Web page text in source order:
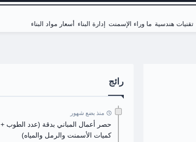
تقنيات هندسية ما وراء الإسمنت إدارة البناء أسعار مواد البناء
رائج
منذ بضع شهور
حصر أعمال المباني بدقة (عدد الطوب +
كميات الأسمنت والرمل والمياه)